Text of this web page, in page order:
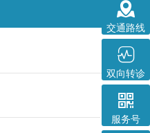

交通路线

双向转诊

服务号